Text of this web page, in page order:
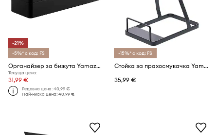
-21%
-5%* с код: FS
Органайзер за бижута Yamazaki Rin
Текуща цена:
31,99 €
Редовна цена:40,99 €
Най-ниска цена:40,99 €
-15%* с код: FS
Стойка за прахосмукачка Yamazaki Tower
35,99 €